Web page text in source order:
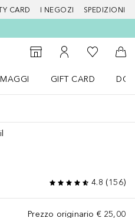
CARD I NEGOZI SPEDIZIONI
StorefinderAl Mio Account
Alla Mia
Al
GIFT CARD
4.8 (156)
Prezzo originario € 25,00